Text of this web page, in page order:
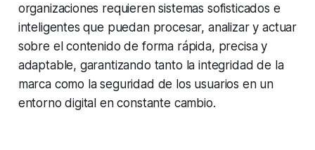
organizaciones requieren sistemas sofisticados e
inteligentes que puedan procesar, analizar y actuar
sobre el contenido de forma rápida, precisa y
adaptable, garantizando tanto la integridad de la
marca como la seguridad de los usuarios en un
entorno digital en constante cambio.